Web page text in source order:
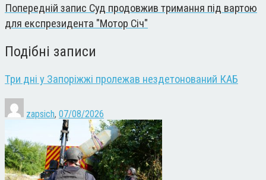
Попередній запис Суд продовжив тримання під вартою
для експрезидента "Мотор Січ"
Подібні записи
Три дні у Запоріжжі пролежав нездетонований КАБ
zapsich, 07/08/2026